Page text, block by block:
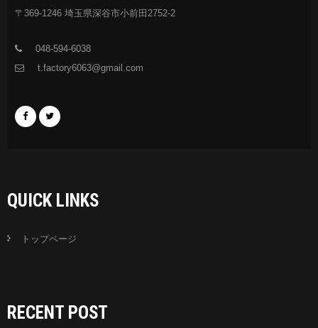
〒369-1246 埼玉県深谷市小前田2752-2
048-594-6038
t.factory6063@gmail.com
QUICK LINKS
トップページ
RECENT POST